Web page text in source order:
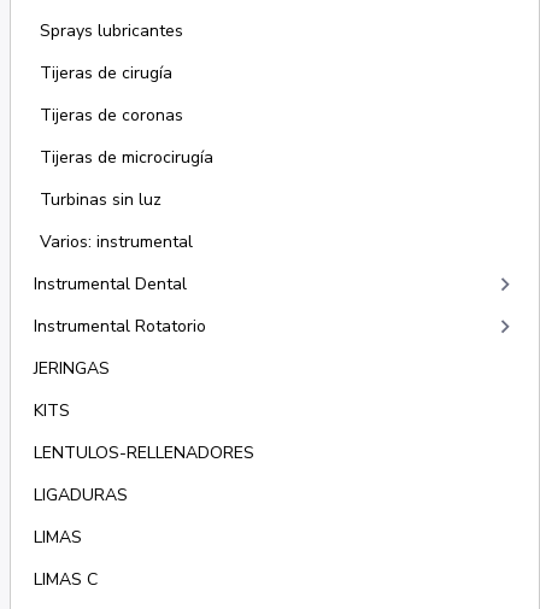
Sprays lubricantes
Tijeras de cirugía
Tijeras de coronas
Tijeras de microcirugía
Turbinas sin luz
Varios: instrumental
Instrumental Dental
keyboard_arrow_right
Instrumental Rotatorio keyboard_arrow_right
JERINGAS
KITS
LENTULOS-RELLENADORES
LIGADURAS
LIMAS
LIMAS C